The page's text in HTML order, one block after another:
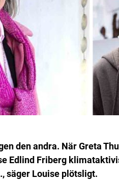
den andra. När Greta
Edlind Friberg
säger Louise plötsligt.